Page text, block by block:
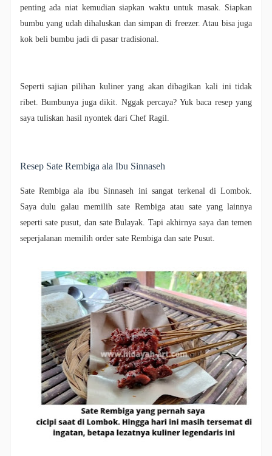
penting ada niat kemudian siapkan waktu untuk masak. Siapkan
bumbu yang udah dihaluskan dan simpan di freezer. Atau bisa juga
kok beli bumbu jadi di pasar tradisional.
Seperti sajian pilihan kuliner yang akan dibagikan kali ini tidak
ribet. Bumbunya juga dikit. Nggak percaya? Yuk baca resep yang
saya tuliskan hasil nyontek dari Chef Ragil.
Resep Sate Rembiga ala Ibu Sinnaseh
Sate Rembiga ala ibu Sinnaseh ini sangat terkenal di Lombok.
Saya dulu galau memilih sate Rembiga atau sate yang lainnya
seperti sate pusut, dan sate Bulayak. Tapi akhirnya saya dan temen
seperjalanan memilih order sate Rembiga dan sate Pusut.